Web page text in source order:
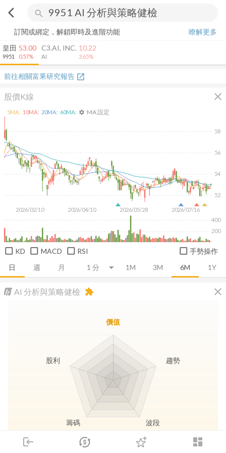
arrow_back_ios search
login dashboard
市場 登入
訂閱或綁定，解鎖即時及進階功能
瞭解更多
皇田
9951
53.00
0.57%
C3.AI, INC.
AI
10.22
3.65%
前往相關富果研究報告 open_in_new
股價K線 close
日 週 月 1M 3M 6M 1Y
2026/02/10 2026/04/10 2026/05/28 2026/07/16
52
54
56
58
200
400
5MA: 10MA: 20MA: 60MA: settings MA 設定
KD MACD RSI 手勢操作
AI 分析與策略健檢 close
extension
趨勢動能 波段訊號
價值
趨勢
波段
籌碼
股利